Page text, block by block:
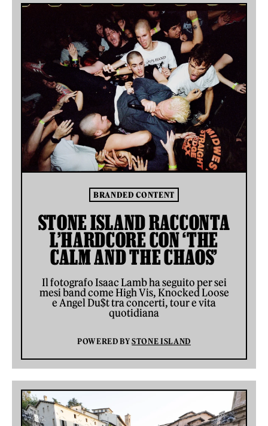
BRANDED CONTENT
STONE ISLAND RACCONTA
L’HARDCORE CON ‘THE
CALM AND THE CHAOS’
Il fotografo Isaac Lamb ha seguito per sei
mesi band come High Vis, Knocked Loose
e Angel Du$t tra concerti, tour e vita
quotidiana
POWERED BYSTONE ISLAND